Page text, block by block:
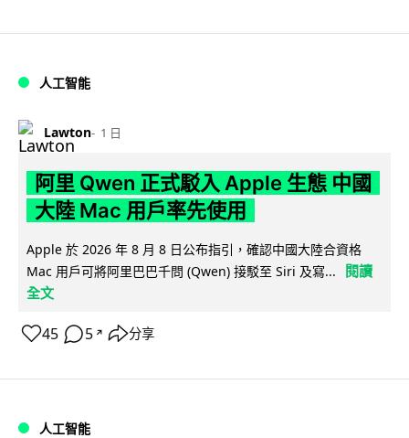
人工智能
Lawton 1 日
阿里 Qwen 正式駁入 Apple 生態 中國
大陸 Mac 用戶率先使用
Apple 於 2026 年 8 月 8 日公布指引，確認中國大陸合資格
Mac 用戶可將阿里巴巴千問 (Qwen) 接駁至 Siri 及寫...
閱讀
全文
45 5 ↗ 分享
人工智能